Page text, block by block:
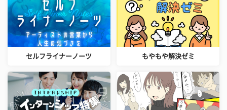
セルフライナーノーツ もやもや解決ゼミ